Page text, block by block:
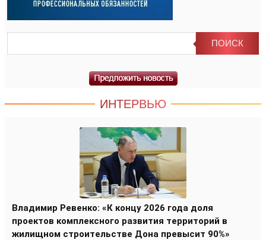
ИНТЕРВЬЮ
Владимир Ревенко: «К концу 2026 года доля
проектов комплексного развития территорий в
жилищном строительстве Дона превысит 90%»